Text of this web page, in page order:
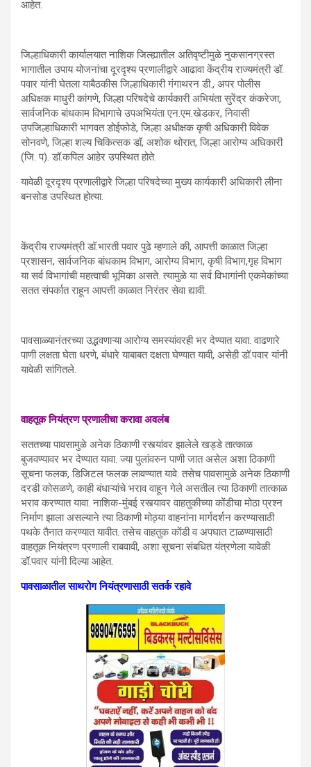
आहेत.
जिल्हाधिकारी कार्यालयात नाशिक जिल्ह्यातील अतिवृष्टीमुळे नुकसानग्रस्त
भागातील उपाय योजनांचा दूरदृश्य प्रणालीद्वारे आढावा केंद्रीय राज्यमंत्री डॉ.
पवार यांनी घेतला याबैठकीस जिल्हाधिकारी गंगाथरन डी., अपर पोलीस
अधिक्षक माधुरी कांगणे, जिल्हा परिषदेचे कार्यकारी अभियंता सुरेंद्र कंकरेजा,
सार्वजनिक बांधकाम विभागाचे उपअभियंता एन.एम.खेडकर, निवासी
उपजिल्हाधिकारी भागवत डोईफोडे, जिल्हा अधीक्षक कृषी अधिकारी विवेक
सोनवणे, जिल्हा शल्य चिकित्सक डॉ, अशोक थोरात, जिल्हा आरोग्य अधिकारी
(जि. प). डॉ.कपिल आहेर उपस्थित होते.
यावेळी दूरदृश्य प्रणालीद्वारे जिल्हा परिषदेच्या मुख्य कार्यकारी अधिकारी लीना
बनसोड उपस्थित होत्या.
केंद्रीय राज्यमंत्री डॉ.भारती पवार पुढे म्हणाले की, आपत्ती काळात जिल्हा
प्रशासन, सार्वजनिक बांधकाम विभाग, आरोग्य विभाग, कृषी विभाग,गृह विभाग
या सर्व विभागांची महत्वाची भूमिका असते. त्यामुळे या सर्व विभागांनी एकमेकांच्या
सतत संपर्कात राहून आपत्ती काळात निरंतर सेवा द्यावी.
पावसाळ्यानंतरच्या उद्भवणाऱ्या आरोग्य समस्यांवरही भर देण्यात यावा. वाढणारे
पाणी लक्षता घेता धरणे, बंधारे याबाबत दक्षता घेण्यात यावी, असेही डॉ.पवार यांनी
यावेळी सांगितले.
वाहतूक नियंत्रण प्रणालीचा करावा अवलंब
सततच्या पावसामुळे अनेक ठिकाणी रस्त्यांवर झालेले खड्डे तात्काळ
बुजवण्यावर भर देण्यात यावा. ज्या पुलांवरुन पाणी जात असेल अशा ठिकाणी
सूचना फलक, डिजिटल फलक लावण्यात यावे. तसेच पावसामुळे अनेक ठिकाणी
दरडी कोसळणे, काही बंधाऱ्यांचे भराव वाहून गेले असतील त्या ठिकाणी तात्काळ
भराव करण्यात यावा. नाशिक-मुंबई रस्त्यावर वाहतुकीच्या कोंडीचा मोठा प्रश्न
निर्माण झाला असल्याने त्या ठिकाणी मोठ्या वाहनांना मार्गदर्शन करण्यासाठी
पथके तैनात करण्यात यावीत. तसेच वाहतुक कोंडी व अपघात टाळण्यासाठी
वाहतूक नियंत्रण प्रणाली राबवावी, अशा सूचना संबधित यंत्रणेला यावेळी
डॉ.पवार यांनी दिल्या आहेत.
पावसाळातील साथरोग नियंत्रणासाठी सतर्क रहावे